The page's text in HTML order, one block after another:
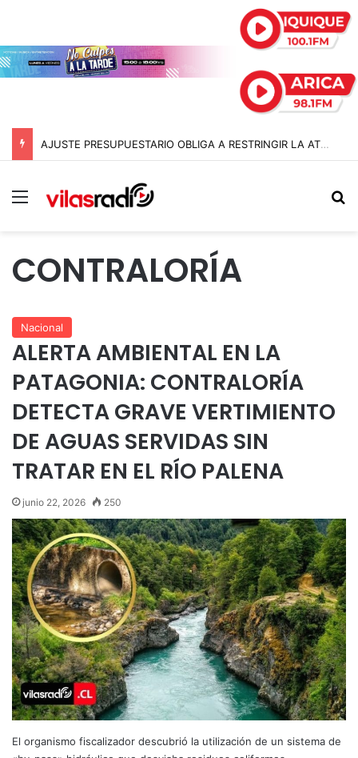
AJUSTE PRESUPUESTARIO OBLIGA A RESTRINGIR LA ATENCIÓN EN CONSULTORIOS MUNICIPALES DE ARICA
Menú
CONTRALORÍA
Nacional
ALERTA AMBIENTAL EN LA
PATAGONIA: CONTRALORÍA
DETECTA GRAVE VERTIMIENTO
DE AGUAS SERVIDAS SIN
TRATAR EN EL RÍO PALENA
junio 22, 2026 250
El organismo fiscalizador descubrió la utilización de un sistema de